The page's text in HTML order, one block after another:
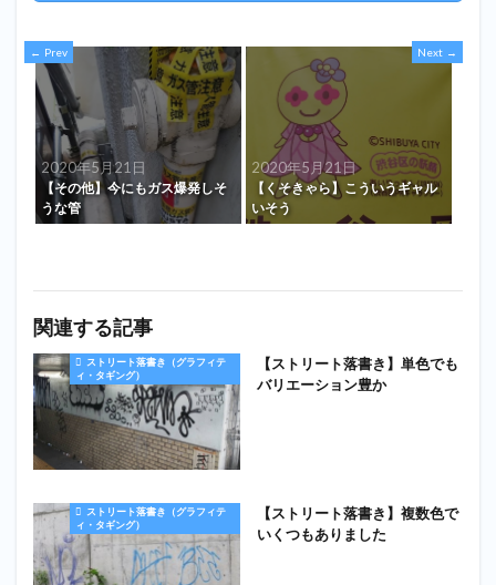
Prev
2020年5月21日
【その他】今にもガス爆発しそ
うな管
Next
2020年5月21日
【くそきゃら】こういうギャル
いそう
関連する記事
ストリート落書き（グラフィテ
ィ・タギング）
【ストリート落書き】単色でも
バリエーション豊か
ストリート落書き（グラフィテ
ィ・タギング）
【ストリート落書き】複数色で
いくつもありました